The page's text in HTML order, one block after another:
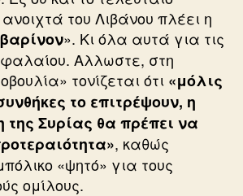
του Λιβάνου πλέει η
». Κι όλα αυτά για τις
Αλλωστε, στη
τονίζεται ότι «μόλις
το επιτρέψουν, η
της Συρίας θα πρέπει να
, καθώς
«ψητό» για τους
ομίλους.